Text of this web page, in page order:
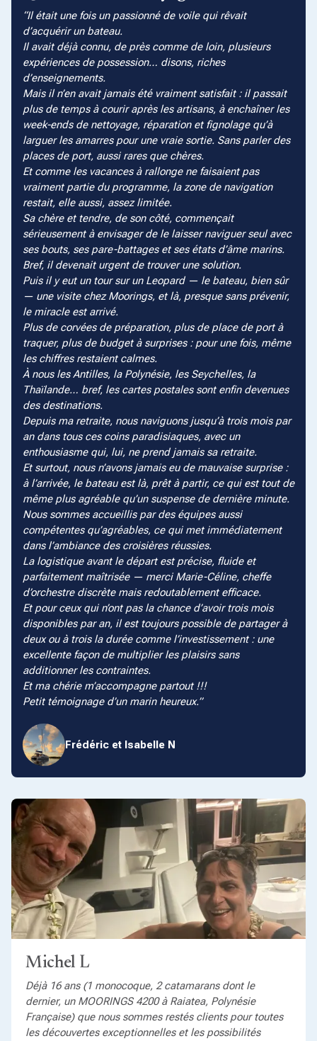
Il était une fois un passionné de voile qui rêvait
d’acquérir un bateau.
Il avait déjà connu, de près comme de loin, plusieurs
expériences de possession… disons, riches
d’enseignements.
Mais il n’en avait jamais été vraiment satisfait : il passait
plus de temps à courir après les artisans, à enchaîner les
week-ends de nettoyage, réparation et fignolage qu’à
larguer les amarres pour une vraie sortie. Sans parler des
places de port, aussi rares que chères.
Et comme les vacances à rallonge ne faisaient pas
vraiment partie du programme, la zone de navigation
restait, elle aussi, assez limitée.
Sa chère et tendre, de son côté, commençait
sérieusement à envisager de le laisser naviguer seul avec
ses bouts, ses pare-battages et ses états d’âme marins.
Bref, il devenait urgent de trouver une solution.
Puis il y eut un tour sur un Leopard — le bateau, bien sûr
— une visite chez Moorings, et là, presque sans prévenir,
le miracle est arrivé.
Plus de corvées de préparation, plus de place de port à
traquer, plus de budget à surprises : pour une fois, même
les chiffres restaient calmes.
À nous les Antilles, la Polynésie, les Seychelles, la
Thaïlande… bref, les cartes postales sont enfin devenues
des destinations.
Depuis ma retraite, nous naviguons jusqu’à trois mois par
an dans tous ces coins paradisiaques, avec un
enthousiasme qui, lui, ne prend jamais sa retraite.
Et surtout, nous n’avons jamais eu de mauvaise surprise :
à l’arrivée, le bateau est là, prêt à partir, ce qui est tout de
même plus agréable qu’un suspense de dernière minute.
Nous sommes accueillis par des équipes aussi
compétentes qu’agréables, ce qui met immédiatement
dans l’ambiance des croisières réussies.
La logistique avant le départ est précise, fluide et
parfaitement maîtrisée — merci Marie-Céline, cheffe
d’orchestre discrète mais redoutablement efficace.
Et pour ceux qui n’ont pas la chance d’avoir trois mois
disponibles par an, il est toujours possible de partager à
deux ou à trois la durée comme l’investissement : une
excellente façon de multiplier les plaisirs sans
additionner les contraintes.
Et ma chérie m’accompagne partout !!!
Petit témoignage d’un marin heureux.
Frédéric et Isabelle N
Michel L
Déjà 16 ans (1 monocoque, 2 catamarans dont le
dernier, un MOORINGS 4200 à Raiatea, Polynésie
Française) que nous sommes restés clients pour toutes
les découvertes exceptionnelles et les possibilités